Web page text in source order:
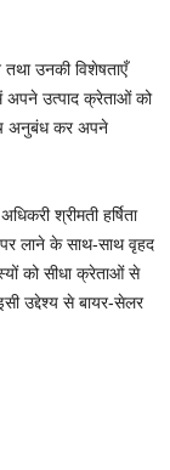
उनकी विशेषताएँ
अपने उत्पाद क्रेताओं को
अनुबंध कर अपने
श्रीमती हर्षिता
पर लाने के साथ-साथ वृहद
को सीधा क्रेताओं से
उद्देश्य से बायर-सेलर